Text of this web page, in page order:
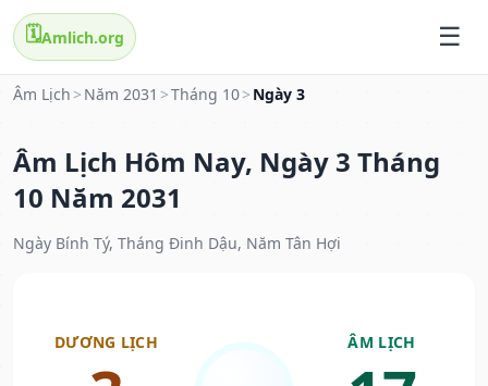
🗓️Amlich.org
Âm Lịch > Năm 2031 >Tháng 10> Ngày 3
Âm Lịch Hôm Nay, Ngày 3 Tháng
10 Năm 2031
Ngày Bính Tý, Tháng Đinh Dậu, Năm Tân Hợi
DƯƠNG LỊCH ÂM LỊCH